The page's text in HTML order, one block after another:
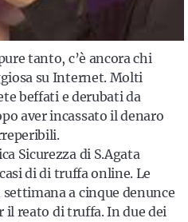
tanto, c’è ancora chi
su Internet. Molti
beffati e derubati da
aver incassato il denaro
Sicurezza di S.Agata
di di truffa online. Le
a cinque denunce
il reato di truffa. In due dei